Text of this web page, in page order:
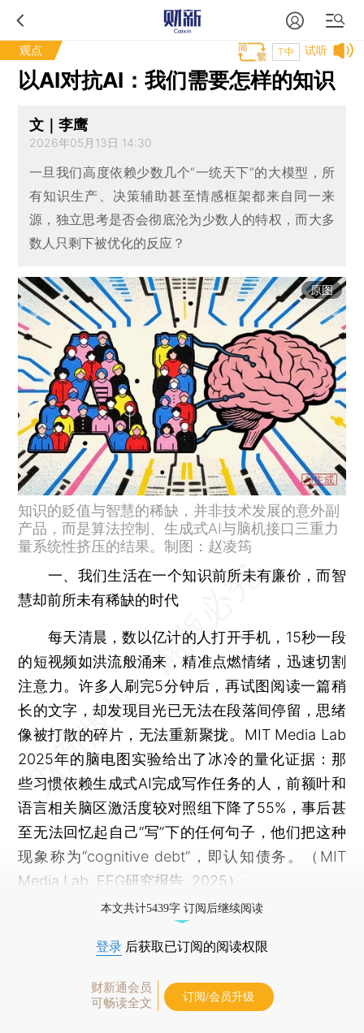
观点 试听
T中
以AI对抗AI：我们需要怎样的知识
文｜李鹰
2026年05月13日 14:30
一旦我们高度依赖少数几个“一统天下”的大模型，所
有知识生产、决策辅助甚至情感框架都来自同一来
源，独立思考是否会彻底沦为少数人的特权，而大多
数人只剩下被优化的反应？
原图
知识的贬值与智慧的稀缺，并非技术发展的意外副
产品，而是算法控制、生成式AI与脑机接口三重力
量系统性挤压的结果。制图：赵凌筠
一、我们生活在一个知识前所未有廉价，而智
慧却前所未有稀缺的时代
每天清晨，数以亿计的人打开手机，15秒一段
的短视频如洪流般涌来，精准点燃情绪，迅速切割
注意力。许多人刷完5分钟后，再试图阅读一篇稍
长的文字，却发现目光已无法在段落间停留，思绪
像被打散的碎片，无法重新聚拢。MIT Media Lab
2025年的脑电图实验给出了冰冷的量化证据：那
些习惯依赖生成式AI完成写作任务的人，前额叶和
语言相关脑区激活度较对照组下降了55%，事后甚
至无法回忆起自己“写”下的任何句子，他们把这种
现象称为“cognitive debt”，即认知债务。（MIT
Media Lab, EEG研究报告, 2025）
本文共计5439字 订阅后继续阅读
登录 后获取已订阅的阅读权限
财新通会员
可畅读全文
订阅/会员升级